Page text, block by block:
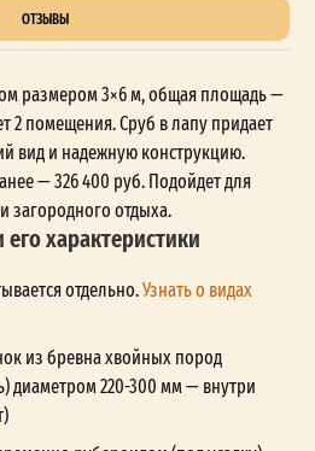
ОТЗЫВЫ
размером 3×6 м, общая площадь —
2 помещения. Сруб в лапу придает
вид и надежную конструкцию.
— 326 400 руб. Подойдет для
загородного отдыха.
характеристики
отдельно.Узнать о видах
из бревна хвойных пород
диаметром 220-300 мм — внутри